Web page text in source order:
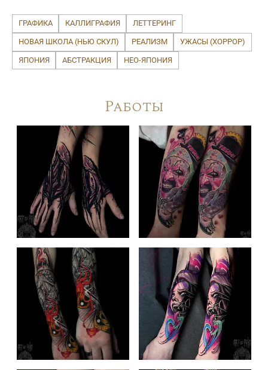
ГРАФИКА КАЛЛИГРАФИЯ ЛЕТТЕРИНГ
НОВАЯ ШКОЛА (НЬЮ СКУЛ) РЕАЛИЗМ УЖАСЫ (ХОРРОР)
ЯПОНИЯ АБСТРАКЦИЯ НЕО-ЯПОНИЯ
Работы